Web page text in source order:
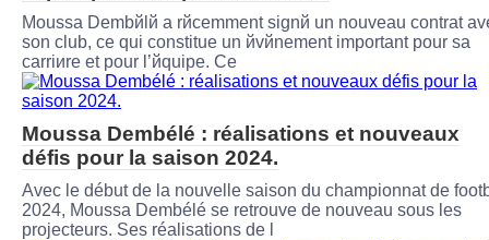
Moussa Dembйlй a rйcemment signй un nouveau contrat
son club, ce qui constitue un йvйnement important pour sa
carriиre et pour l’йquipe. Ce
Moussa Dembélé : réalisations et nouveaux
défis pour la saison 2024.
Avec le début de la nouvelle saison du championnat de
2024, Moussa Dembélé se retrouve de nouveau sous les
projecteurs. Ses réalisations de l